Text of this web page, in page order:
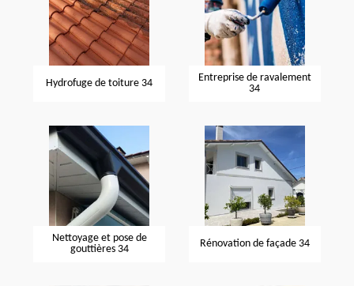
Hydrofuge de toiture 34
Entreprise de ravalement
34
Nettoyage et pose de
gouttières 34
Rénovation de façade 34